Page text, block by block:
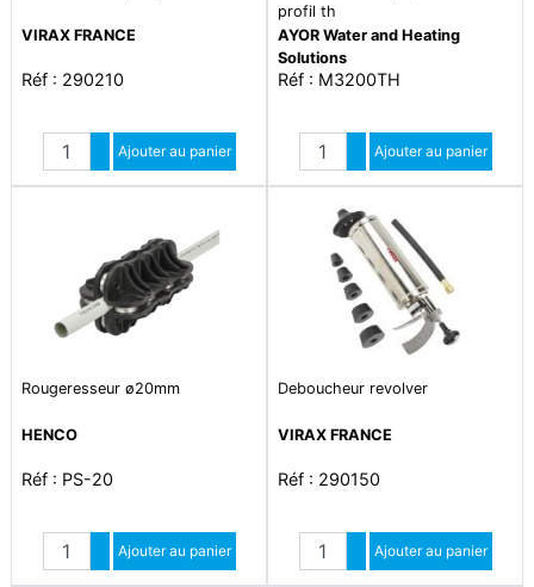
VIRAX FRANCE
Réf : 290210
Quantité
Augmenter quantité
Diminuer quantité
Ajouter au panier
profil th
AYOR Water and Heating
Solutions
Réf : M3200TH
Quantité
Augmenter quantité
Diminuer quantité
Ajouter au panier
Rougeresseur ø20mm
HENCO
Réf : PS-20
Quantité
Augmenter quantité
Diminuer quantité
Ajouter au panier
Deboucheur revolver
VIRAX FRANCE
Réf : 290150
Quantité
Augmenter quantité
Diminuer quantité
Ajouter au panier